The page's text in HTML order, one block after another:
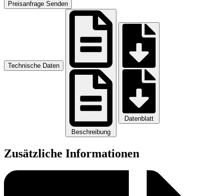
Preisanfrage Senden
Technische Daten
Beschreibung
Datenblatt
Zusätzliche Informationen